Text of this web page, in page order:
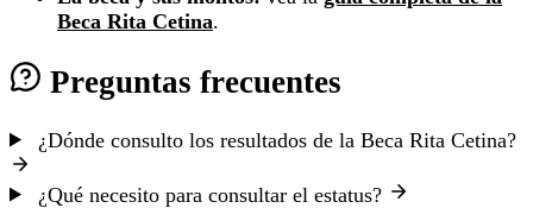
Beca Rita Cetina.
Preguntas frecuentes
¿Dónde consulto los resultados de la Beca Rita Cetina?
¿Qué necesito para consultar el estatus?